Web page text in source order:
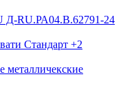
Д-RU.РА04.В.62791-24
Стандарт +2
металличекские